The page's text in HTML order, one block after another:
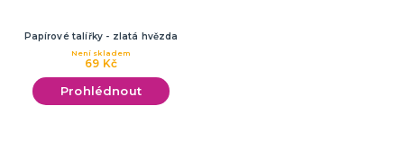
Papírové talířky - zlatá hvězda
69 Kč
Není skladem
Prohlédnout